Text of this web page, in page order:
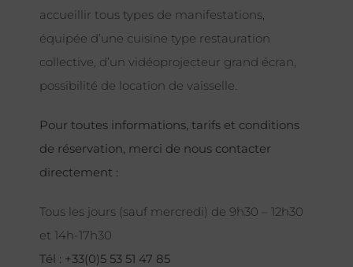
accueillir tous types de manifestations,
équipée d’une cuisine type restauration
collective, d’un vidéoprojecteur grand écran,
possibilité de location de vaisselle.
Pour toutes informations, tarifs et conditions
de réservation, merci de nous contacter
directement :
Tous les jours (sauf mercredi) de 9h30 – 12h30
et 14h-17h30
Tél : +33(0)5 53 51 47 85